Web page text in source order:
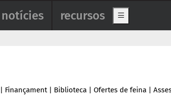
Navegació principal de
notícies recursos Show main
| Finançament | Biblioteca | Ofertes de feina |